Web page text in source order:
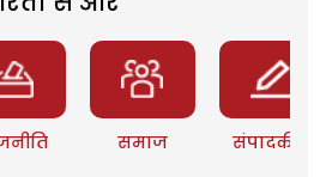
समाज संपादकीय